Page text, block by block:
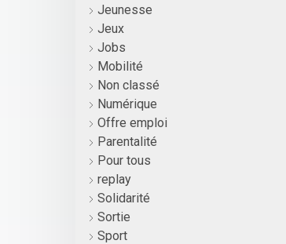
Jeunesse
Jeux
Jobs
Mobilité
Non classé
Numérique
Offre emploi
Parentalité
Pour tous
replay
Solidarité
Sortie
Sport